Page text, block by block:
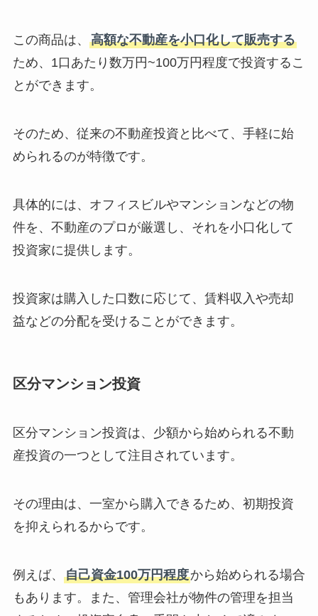
この商品は、 高額な不動産を小口化して販売する
ため、1口あたり数万円~100万円程度で投資するこ
とができます。
そのため、従来の不動産投資と比べて、手軽に始
められるのが特徴です。
具体的には、オフィスビルやマンションなどの物
件を、不動産のプロが厳選し、それを小口化して
投資家に提供します。
投資家は購入した口数に応じて、賃料収入や売却
益などの分配を受けることができます。
区分マンション投資
区分マンション投資は、少額から始められる不動
産投資の一つとして注目されています。
その理由は、一室から購入できるため、初期投資
を抑えられるからです。
例えば、 自己資金100万円程度から始められる場合
もあります。また、管理会社が物件の管理を担当